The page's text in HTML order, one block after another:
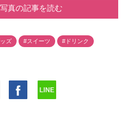
真の記事を読む
ズ #スイーツ #ドリンク